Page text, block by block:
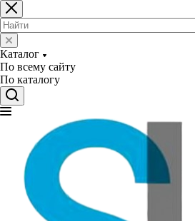
Каталог
По всему сайту
По каталогу